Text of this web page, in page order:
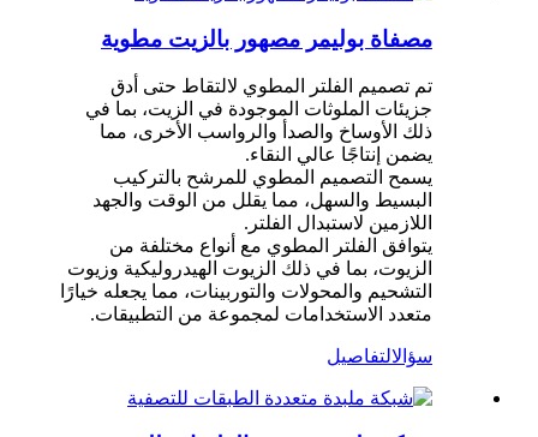
مصفاة بوليمر مصهور بالزيت مطوية
تم تصميم الفلتر المطوي لالتقاط حتى أدق
جزيئات الملوثات الموجودة في الزيت، بما في
ذلك الأوساخ والصدأ والرواسب الأخرى، مما
يضمن إنتاجًا عالي النقاء.
يسمح التصميم المطوي للمرشح بالتركيب
البسيط والسهل، مما يقلل من الوقت والجهد
اللازمين لاستبدال الفلتر.
يتوافق الفلتر المطوي مع أنواع مختلفة من
الزيوت، بما في ذلك الزيوت الهيدروليكية وزيوت
التشحيم والمحولات والتوربينات، مما يجعله خيارًا
متعدد الاستخدامات لمجموعة من التطبيقات.
سؤالالتفاصيل